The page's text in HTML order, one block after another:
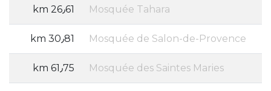
Mosquée Tahara 26٫61 km
Mosquée de Salon-de-Provence 30٫81 km
Mosquée des Saintes Maries 61٫75 km